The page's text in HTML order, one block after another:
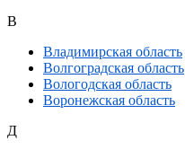
В
Владимирская область
Волгоградская область
Вологодская область
Воронежская область
Д